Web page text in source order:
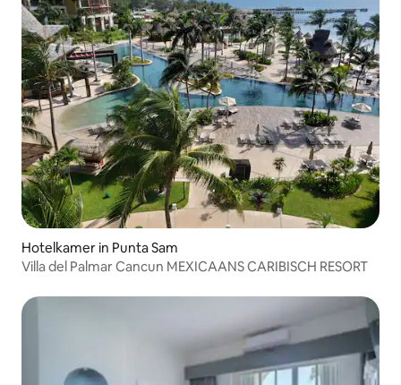
Hotelkamer in Punta Sam
Villa del Palmar Cancun MEXICAANS CARIBISCH RESORT